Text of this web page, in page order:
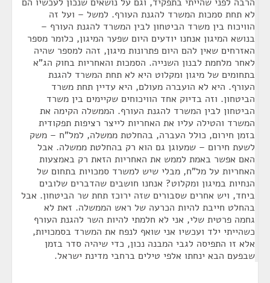
לא תחת סמכות המשרד להגנת העורף. למשל – ועל זה
הוויכוח בין משרד הביטחון לבין המשרד להגנת העורף –
בנושא המיגון אנחנו יודעים היום שפער המיגון, כלומר מספר
האזרחים שאין להם היום פתרונות מיגון, זהה למספר שהיה
לאחר מלחמת לבנון השנייה. הסמכות והאחריות בחוק הג"א
בתחומים של מיגון ומקלוט היא לא תחת המשרד להגנת
העורף. היא לא הועברה מעולם, היא עדיין תחת משרד
הביטחון. וזה בדיוק אחד הוויכוחים שקיימים בין משרד
הביטחון לבין המשרד להגנת העורף. הממשלה הקימה את
המשרד והטילה עליו את האחריות לייצר רציפות תפקודית
בזמן חירום, כולל העברה, בהחלטת ממשלה, למל"ח – משק
לשעת חירום – שמעוגן גם הוא רק בהחלטת ממשלה. אבל
האם אפשר באמת לממש את האחריות הזאת רק באמצעות
האחריות על מל"ח, מבלי שיש למשרד סמכויות בתחום של
הנחיות במיגון ומקלוט? אנחנו חושבים שהדברים שלובים
ביחד, ויש אחרים שסבורים שזה ירוכז תחת שר הביטחון. אבל
בהחלט חייבת להיות הכרעה של ראש הממשלה. זאת לא
גחמה פרטית שלי, אני לא חלמתי להיות השר להגנת העורף
כשהייתי ילד ועכשיו אני שואף לנפח את המשרד בסמכויות,
אלא זו התפיסה לגבי המבנה נכון, כדי שיהיה סדר בזמן
שבפעם הבא ינחתו אלפי טילים ברחבי מדינת ישראל.